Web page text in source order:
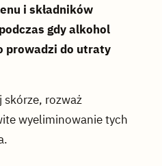
i składników
gdy alkohol
prowadzi do utraty
skórze, rozważ
wyeliminowanie tych